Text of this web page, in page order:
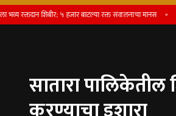
शिबीर; ५ हजार बाटल्या रक्त संकलनाचा मानस अन्न व
सातारा